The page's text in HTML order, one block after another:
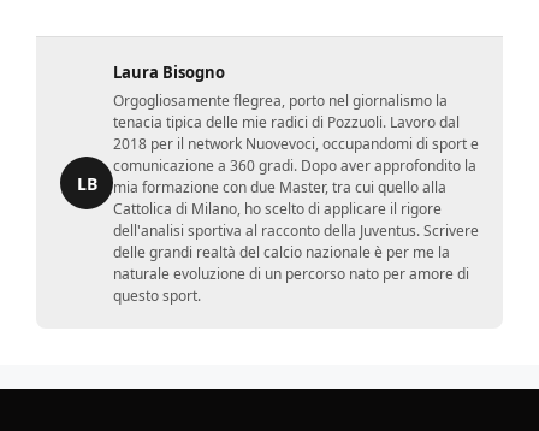
LB
Laura Bisogno
Orgogliosamente flegrea, porto nel giornalismo la
tenacia tipica delle mie radici di Pozzuoli. Lavoro dal
2018 per il network Nuovevoci, occupandomi di sport e
comunicazione a 360 gradi. Dopo aver approfondito la
mia formazione con due Master, tra cui quello alla
Cattolica di Milano, ho scelto di applicare il rigore
dell'analisi sportiva al racconto della Juventus. Scrivere
delle grandi realtà del calcio nazionale è per me la
naturale evoluzione di un percorso nato per amore di
questo sport.